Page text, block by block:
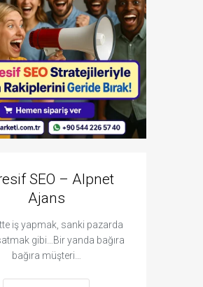
SEO – Alpnet
Ajans
iş yapmak, sanki pazarda
gibi…Bir yanda bağıra
bağıra müşteri…